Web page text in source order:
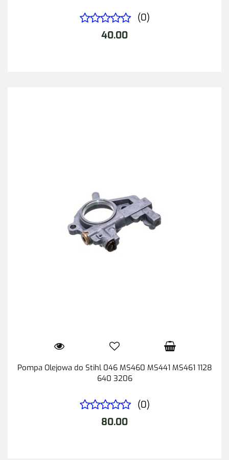
(0)
40.00
Pompa Olejowa do Stihl 046 MS460 MS441 MS461 1128
640 3206
(0)
80.00